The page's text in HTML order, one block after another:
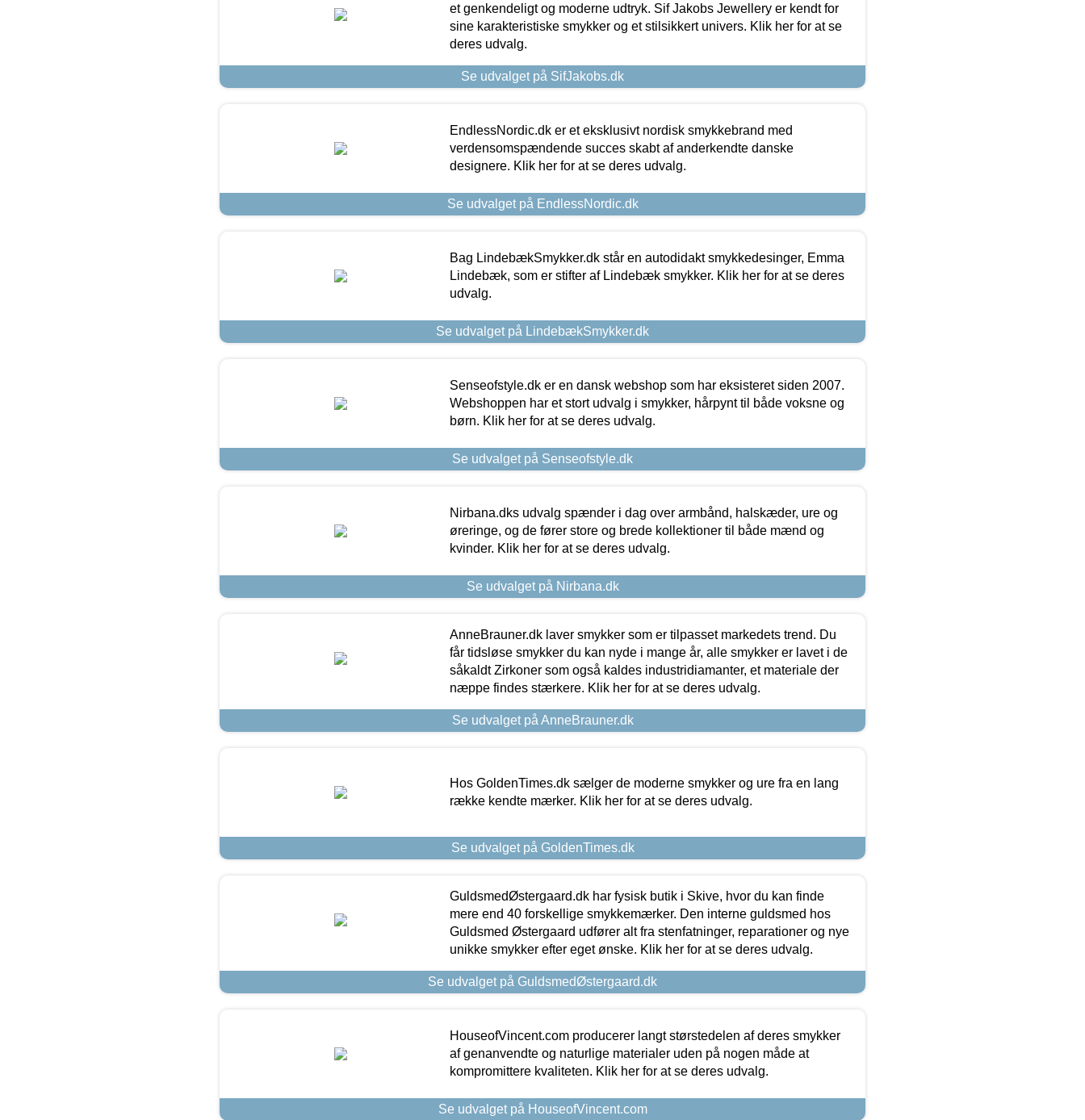
et genkendeligt og moderne udtryk. Sif Jakobs Jewellery er kendt for
sine karakteristiske smykker og et stilsikkert univers. Klik her for at se
deres udvalg.
Se udvalget på SifJakobs.dk
EndlessNordic.dk er et eksklusivt nordisk smykkebrand med
verdensomspændende succes skabt af anderkendte danske
designere. Klik her for at se deres udvalg.
Se udvalget på EndlessNordic.dk
Bag LindebækSmykker.dk står en autodidakt smykkedesinger, Emma
Lindebæk, som er stifter af Lindebæk smykker. Klik her for at se deres
udvalg.
Se udvalget på LindebækSmykker.dk
Senseofstyle.dk er en dansk webshop som har eksisteret siden 2007.
Webshoppen har et stort udvalg i smykker, hårpynt til både voksne og
børn. Klik her for at se deres udvalg.
Se udvalget på Senseofstyle.dk
Nirbana.dks udvalg spænder i dag over armbånd, halskæder, ure og
øreringe, og de fører store og brede kollektioner til både mænd og
kvinder. Klik her for at se deres udvalg.
Se udvalget på Nirbana.dk
AnneBrauner.dk laver smykker som er tilpasset markedets trend. Du
får tidsløse smykker du kan nyde i mange år, alle smykker er lavet i de
såkaldt Zirkoner som også kaldes industridiamanter, et materiale der
næppe findes stærkere. Klik her for at se deres udvalg.
Se udvalget på AnneBrauner.dk
Hos GoldenTimes.dk sælger de moderne smykker og ure fra en lang
række kendte mærker. Klik her for at se deres udvalg.
Se udvalget på GoldenTimes.dk
GuldsmedØstergaard.dk har fysisk butik i Skive, hvor du kan finde
mere end 40 forskellige smykkemærker. Den interne guldsmed hos
Guldsmed Østergaard udfører alt fra stenfatninger, reparationer og nye
unikke smykker efter eget ønske. Klik her for at se deres udvalg.
Se udvalget på GuldsmedØstergaard.dk
HouseofVincent.com producerer langt størstedelen af deres smykker
af genanvendte og naturlige materialer uden på nogen måde at
kompromittere kvaliteten. Klik her for at se deres udvalg.
Se udvalget på HouseofVincent.com